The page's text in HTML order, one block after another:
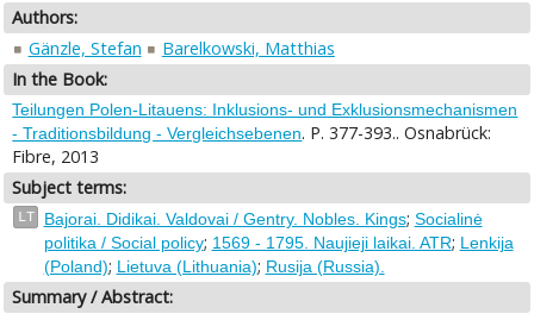
Authors:
Gänzle, Stefan
Barelkowski, Matthias
In the Book:
Teilungen Polen-Litauens: Inklusions- und Exklusionsmechanismen
- Traditionsbildung - Vergleichsebenen. P. 377-393.. Osnabrück:
Fibre, 2013
Subject terms:
LT Bajorai. Didikai. Valdovai / Gentry. Nobles. Kings; Socialinė
politika / Social policy; 1569 - 1795. Naujieji laikai. ATR; Lenkija
(Poland); Lietuva (Lithuania); Rusija (Russia).
Summary / Abstract: